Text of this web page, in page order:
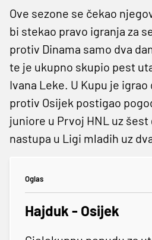
Ove sezone se čekao
bi stekao pravo igranja za
protiv Dinama samo dva
te je ukupno skupio pest
Ivana Leke. U Kupu je
protiv Osijek postigao
juniore u Prvoj HNL uz
nastupa u Ligi mladih uz
Oglas
Hajduk - Osijek